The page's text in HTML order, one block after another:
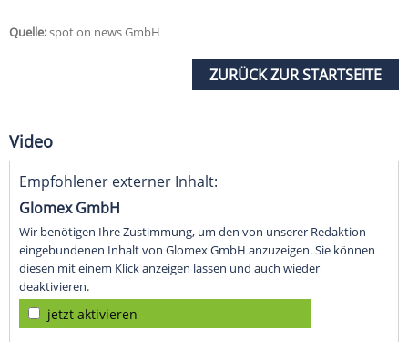
Quelle:spot on news GmbH
ZURÜCK ZUR STARTSEITE
Video
Empfohlener externer Inhalt:
Glomex GmbH
Wir benötigen Ihre Zustimmung, um den von unserer Redaktion
eingebundenen Inhalt von Glomex GmbH anzuzeigen. Sie können
diesen mit einem Klick anzeigen lassen und auch wieder
deaktivieren.
jetzt aktivieren